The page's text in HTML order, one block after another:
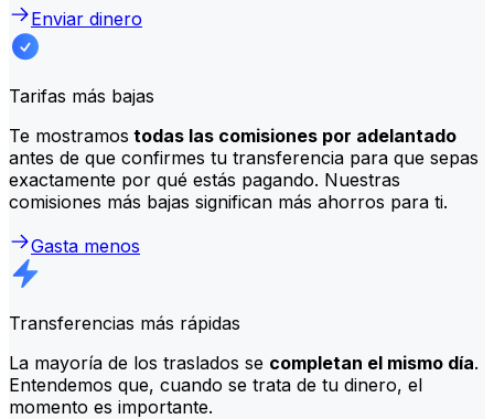
Enviar dinero
Tarifas más bajas
Te mostramos todas las comisiones por adelantado
antes de que confirmes tu transferencia para que sepas
exactamente por qué estás pagando. Nuestras
comisiones más bajas significan más ahorros para ti.
Gasta menos
Transferencias más rápidas
La mayoría de los traslados se completan el mismo día.
Entendemos que, cuando se trata de tu dinero, el
momento es importante.